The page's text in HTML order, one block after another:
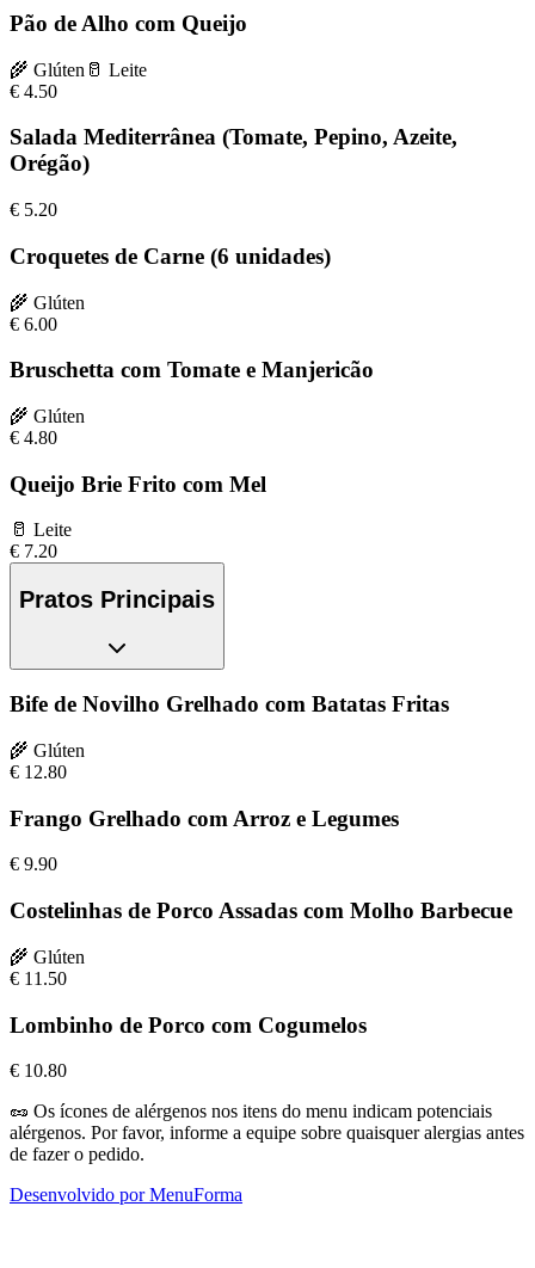
Pão de Alho com Queijo
🌾 Glúten 🥛 Leite
€ 4.50
Salada Mediterrânea (Tomate, Pepino, Azeite,
Orégão)
€ 5.20
Croquetes de Carne (6 unidades)
🌾 Glúten
€ 6.00
Bruschetta com Tomate e Manjericão
🌾 Glúten
€ 4.80
Queijo Brie Frito com Mel
🥛 Leite
€ 7.20
Pratos Principais
Bife de Novilho Grelhado com Batatas Fritas
🌾 Glúten
€ 12.80
Frango Grelhado com Arroz e Legumes
€ 9.90
Costelinhas de Porco Assadas com Molho Barbecue
🌾 Glúten
€ 11.50
Lombinho de Porco com Cogumelos
€ 10.80
🥜 Os ícones de alérgenos nos itens do menu indicam potenciais
alérgenos. Por favor, informe a equipe sobre quaisquer alergias antes
de fazer o pedido.
Desenvolvido por MenuForma